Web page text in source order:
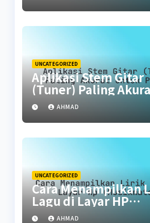
UNCATEGORIZED
Aplikasi Stem Gitar
(Tuner) Paling
untuk Pemula
AHMAD
UNCATEGORIZED
Cara Menampilkan
Lagu di Layar HP
(Musixmatch)
AHMAD